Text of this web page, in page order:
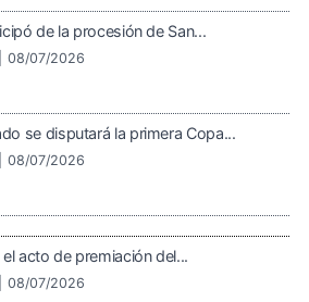
de la procesión de San...
08/07/2026
se disputará la primera Copa...
08/07/2026
el acto de premiación del...
08/07/2026